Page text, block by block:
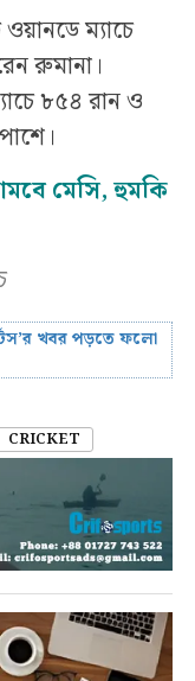
ম্যাচে
রুমানা।
৮৫৪ রান ও
মেসি, হুমকি
খবর পড়তে ফলো
CRICKET